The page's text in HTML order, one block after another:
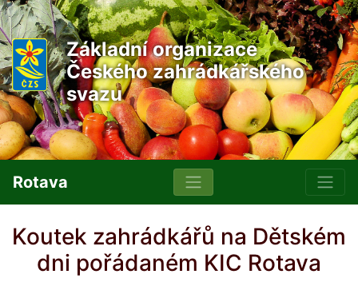
Základní organizace
Českého zahrádkářského
svazu
Rotava
Koutek zahrádkářů na Dětském
dni pořádaném KIC Rotava